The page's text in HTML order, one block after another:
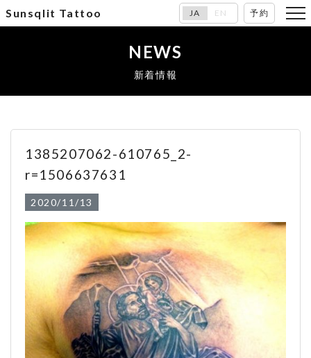
Sunsqlit Tattoo JA EN 予約
NEWS
新着情報
1385207062-610765_2-
r=1506637631
2020/11/13